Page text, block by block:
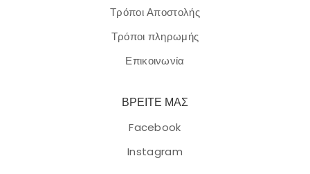
Κολιέ ατσάλι σε χρυσή απόχρωση με στοιχείο οικογένειας και
ΔΙΑΒΆΣΤΕ ΠΕΡΙΣΣΌΤΕΡΑ
Τρόποι Αποστολής
Τρόποι πληρωμής
Επικοινωνία
ΒΡΕΙΤΕ ΜΑΣ
Facebook
Instagram